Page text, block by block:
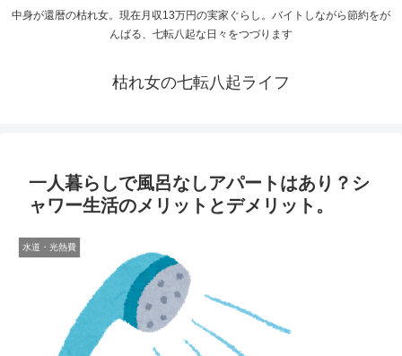
中身が還暦の枯れ女。現在月収13万円の実家ぐらし。バイトしながら節約をが
んばる、七転八起な日々をつづります
枯れ女の七転八起ライフ
一人暮らしで風呂なしアパートはあり？シ
ャワー生活のメリットとデメリット。
水道・光熱費